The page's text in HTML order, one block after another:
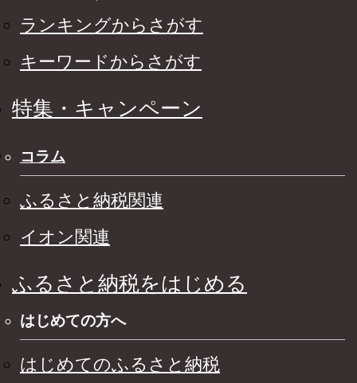
ランキングからさがす
キーワードからさがす
特集・キャンペーン
コラム
ふるさと納税関連
イオン関連
ふるさと納税をはじめる
はじめての方へ
はじめてのふるさと納税